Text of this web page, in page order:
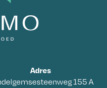
Adres
155 A